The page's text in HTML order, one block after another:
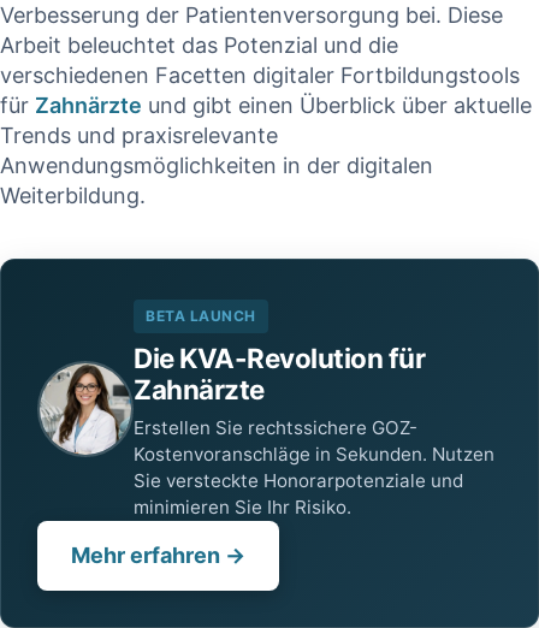
Verbesserung der Patientenversorgung bei. ‍Diese
Arbeit ⁣beleuchtet das Potenzial und die
verschiedenen Facetten digitaler Fortbildungstools
für Zahnärzte und gibt einen Überblick über aktuelle
Trends und praxisrelevante
Anwendungsmöglichkeiten in ⁣der digitalen
Weiterbildung.
BETA LAUNCH
Die KVA-Revolution für
Zahnärzte
Erstellen Sie rechtssichere GOZ-
Kostenvoranschläge in Sekunden. Nutzen
Sie versteckte Honorarpotenziale und
minimieren Sie Ihr Risiko.
Mehr erfahren →